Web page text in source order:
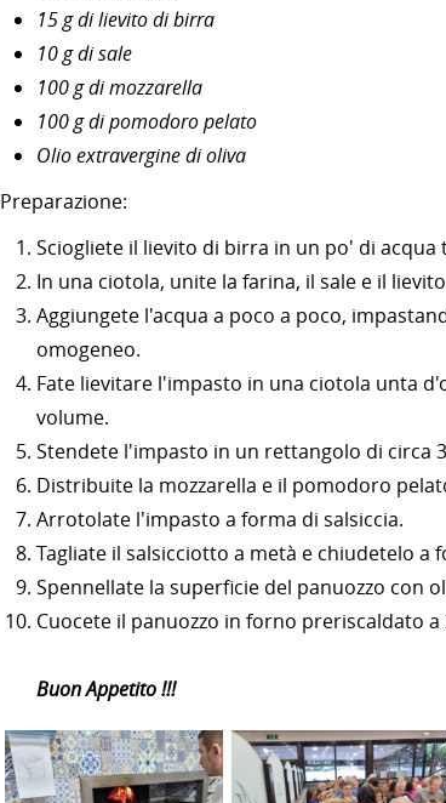
15 g di lievito di birra
10 g di sale
100 g di mozzarella
100 g di pomodoro pelato
Olio extravergine di oliva
Preparazione:
Sciogliete il lievito di birra in un po' di acqua
In una ciotola, unite la farina, il sale e il
Aggiungete l'acqua a poco a poco,
omogeneo.
Fate lievitare l'impasto in una ciotola unta
volume.
Stendete l'impasto in un rettangolo di circa
Distribuite la mozzarella e il pomodoro
Arrotolate l'impasto a forma di salsiccia.
Tagliate il salsicciotto a metà e chiudetelo a
Spennellate la superficie del panuozzo con
Cuocete il panuozzo in forno preriscaldato
Buon Appetito !!!